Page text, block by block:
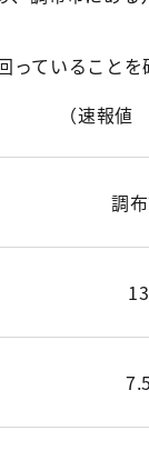
ていることを
（速報値
調
13
7.5